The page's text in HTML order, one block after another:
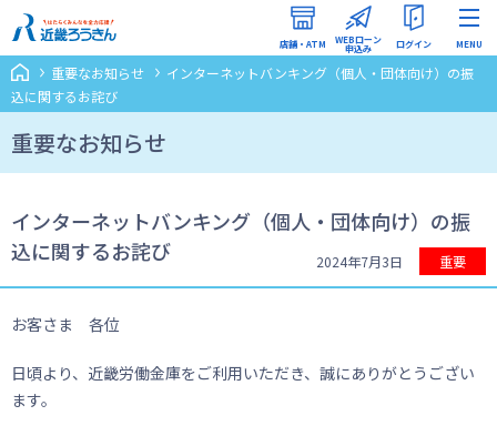
店舗・ATM WEBローン
申込み ログイン
（ろうきんダイレクト）
MENU
重要なお知らせ
インターネットバンキング（個人・団体向け）の振
込に関するお詫び
重要なお知らせ
インターネットバンキング（個人・団体向け）の振
込に関するお詫び
重要
2024年7月3日
お客さま 各位
日頃より、近畿労働金庫をご利用いただき、誠にありがとうござい
ます。